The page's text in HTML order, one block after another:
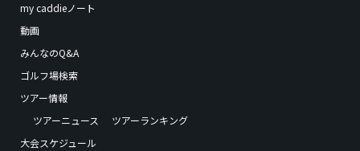
my caddieノート
動画
みんなのQ&A
ゴルフ場検索
ツアー情報
ツアーニュース
ツアーランキング
大会スケジュール